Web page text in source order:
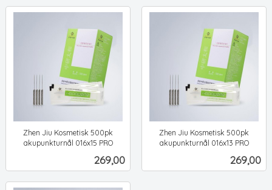
Zhen Jiu Kosmetisk 500pk
akupunkturnål 016x15 PRO
Pris
269,00
Zhen Jiu Kosmetisk 500pk
akupunkturnål 016x13 PRO
Pris
269,00